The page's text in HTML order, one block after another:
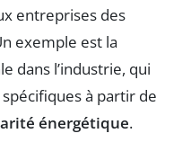
entreprises des
exemple est la
dans l’industrie, qui
à partir de
énergétique.